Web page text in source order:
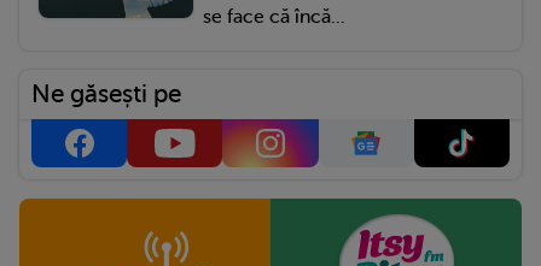
se face că încă...
Ne găsești pe